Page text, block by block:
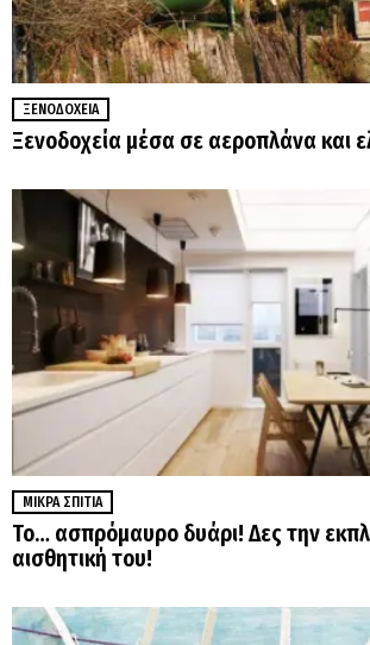
ΞΕΝΟΔΟΧΕΊΑ
Ξενοδοχεία μέσα σε αεροπλάνα και
ΜΙΚΡΆ ΣΠΊΤΙΑ
Το… ασπρόμαυρο δυάρι! Δες την
αισθητική του!